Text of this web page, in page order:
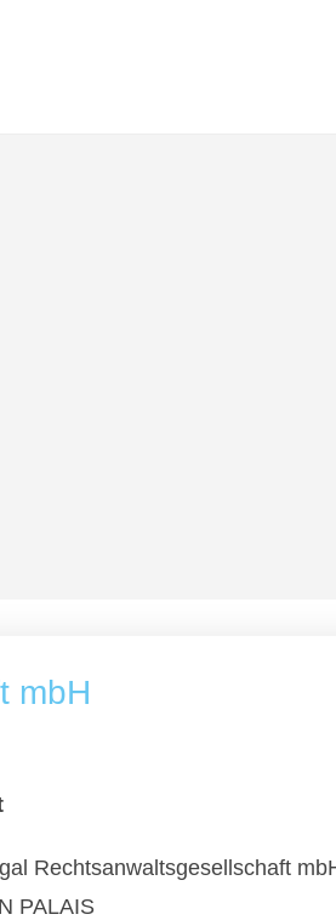
mbH
Rechtsanwaltsgesellschaft
PALAIS